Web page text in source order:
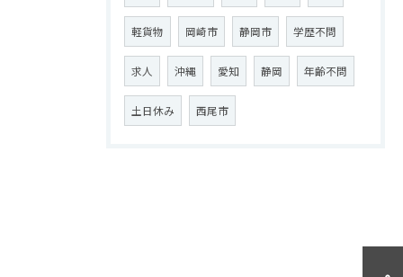
軽貨物 岡崎市 静岡市 学歴不問
求人 沖縄 愛知 静岡 年齢不問
土日休み 西尾市